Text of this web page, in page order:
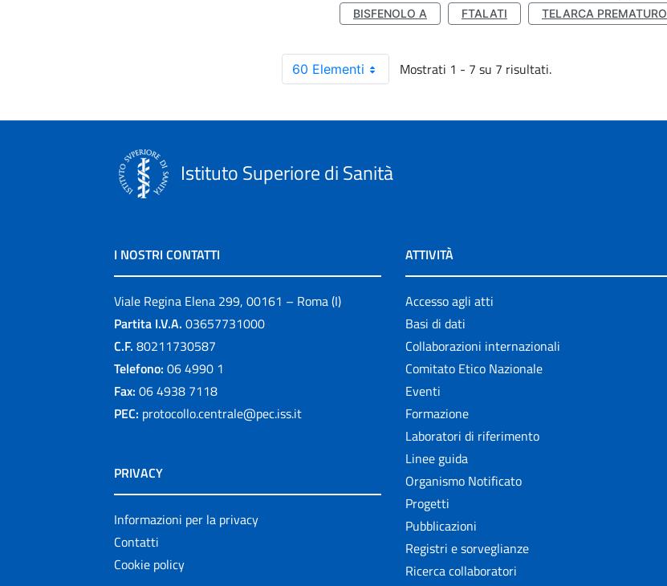
BISFENOLO A
FTALATI TELARCA PREMATURO
60 Elementi Mostrati 1 - 7 su 7 risultati.
Istituto Superiore di Sanità
I NOSTRI CONTATTI
Viale Regina Elena 299, 00161 – Roma (I)
Partita I.V.A. 03657731000
C.F. 80211730587
Telefono: 06 4990 1
Fax: 06 4938 7118
PEC: protocollo.centrale@pec.iss.it
PRIVACY
Informazioni per la privacy
Contatti
Cookie policy
ATTIVITÀ
Accesso agli atti
Basi di dati
Collaborazioni internazionali
Comitato Etico Nazionale
Eventi
Formazione
Laboratori di riferimento
Linee guida
Organismo Notificato
Progetti
Pubblicazioni
Registri e sorveglianze
Ricerca collaboratori